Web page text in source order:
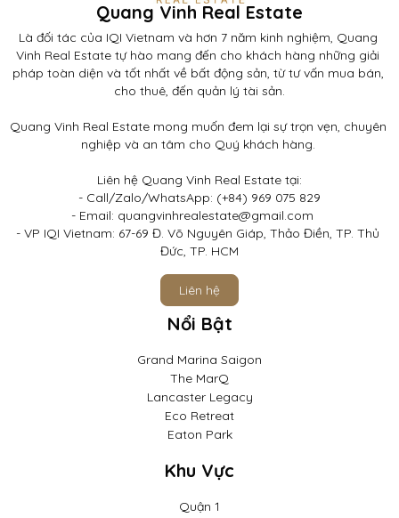
Quang Vinh Real Estate
Là đối tác của IQI Vietnam và hơn 7 năm kinh nghiệm, Quang
Vinh Real Estate tự hào mang đến cho khách hàng những giải
pháp toàn diện và tốt nhất về bất động sản, từ tư vấn mua bán,
cho thuê, đến quản lý tài sản.
Quang Vinh Real Estate mong muốn đem lại sự trọn vẹn, chuyên
nghiệp và an tâm cho Quý khách hàng.
Liên hệ Quang Vinh Real Estate tại:
- Call/Zalo/WhatsApp: (+84) 969 075 829
- Email: quangvinhrealestate@gmail.com
- VP IQI Vietnam: 67-69 Đ. Võ Nguyên Giáp, Thảo Điền, TP. Thủ
Đức, TP. HCM
Liên hệ
Nổi Bật
Grand Marina Saigon
The MarQ
Lancaster Legacy
Eco Retreat
Eaton Park
Khu Vực
Quận 1